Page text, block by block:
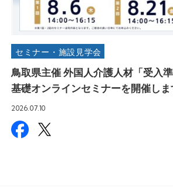
セミナー・施設見学会
鳥取県主催 外国人介護人材「受入準
基礎オンラインセミナーを開催しま
2026.07.10